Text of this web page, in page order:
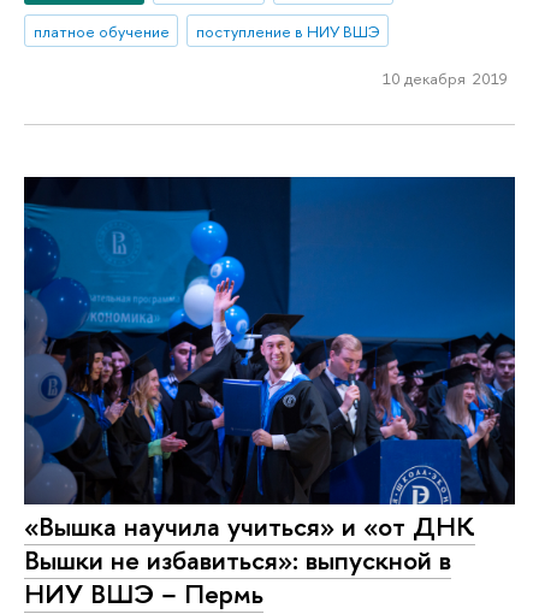
платное обучение
поступление в НИУ ВШЭ
10 декабря 2019
«Вышка научила учиться» и «от ДНК
Вышки не избавиться»: выпускной в
НИУ ВШЭ − Пермь